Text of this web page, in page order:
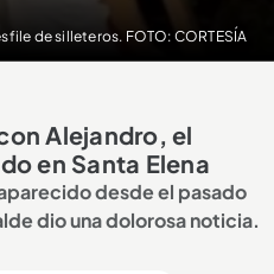
de silleteros. FOTO: CORTESÍA
Alejandro, el
en Santa Elena
desde el pasado
dio una dolorosa noticia.